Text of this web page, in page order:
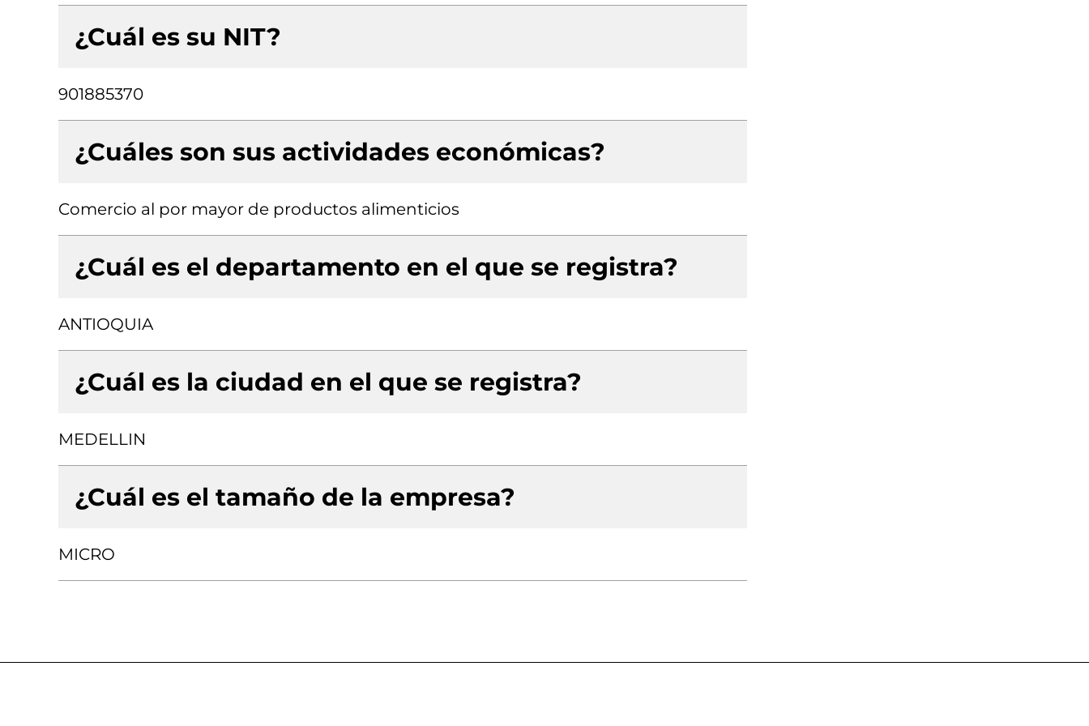
¿Cuál es su NIT?
901885370
¿Cuáles son sus actividades económicas?
Comercio al por mayor de productos alimenticios
¿Cuál es el departamento en el que se registra?
ANTIOQUIA
¿Cuál es la ciudad en el que se registra?
MEDELLIN
¿Cuál es el tamaño de la empresa?
MICRO